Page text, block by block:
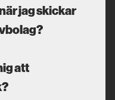
jag skickar
att